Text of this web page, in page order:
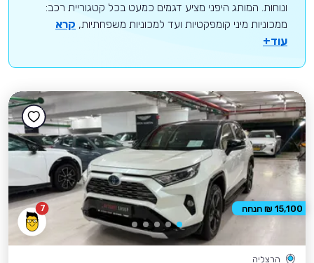
ונוחות. המותג היפני מציע דגמים כמעט בכל קטגוריית רכב:
ממכוניות מיני קומפקטיות ועד למכוניות משפחתיות, קרא
עוד+
7
הרצליה
15,100 ₪ הנחה